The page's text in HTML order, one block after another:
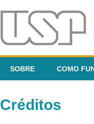
SOBRE COMO
Créditos